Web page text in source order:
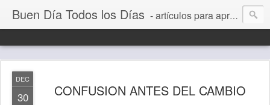
Buen Día Todos los Días - artículos para aprender a vivir mejor, un día a la vez. Por Juan C Quintero
DEC
30 CONFUSION ANTES DEL CAMBIO